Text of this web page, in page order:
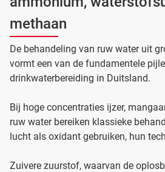
methaan
De behandeling van ruw water uit
vormt een van de fundamentele
drinkwaterbereiding in Duitsland.
Bij hoge concentraties ijzer,
ruw water bereiken klassieke
lucht als oxidant gebruiken, hun
Zuivere zuurstof, waarvan de